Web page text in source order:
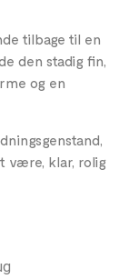
tilbage til en
den stadig fin,
og en
være, klar, rolig